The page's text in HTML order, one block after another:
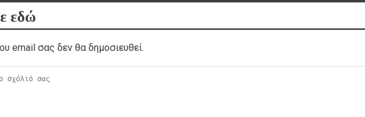
εδώ
email σας δεν θα δημοσιευθεί.